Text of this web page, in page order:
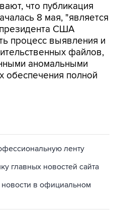
что публикация
8 мая, "является
президента США
процесс выявления и
файлов,
аномальными
обеспечения полной
ленту
главных новостей сайта
в официальном